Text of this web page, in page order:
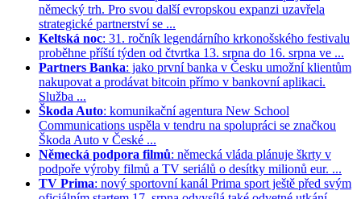
německý trh. Pro svou další evropskou expanzi uzavřela
strategické partnerství se ...
Keltská noc: 31. ročník legendárního krkonošského festivalu
proběhne příští týden od čtvrtka 13. srpna do 16. srpna ve ...
Partners Banka: jako první banka v Česku umožní klientům
nakupovat a prodávat bitcoin přímo v bankovní aplikaci.
Služba ...
Škoda Auto: komunikační agentura New School
Communications uspěla v tendru na spolupráci se značkou
Škoda Auto v České ...
Německá podpora filmů: německá vláda plánuje škrty v
podpoře výroby filmů a TV seriálů o desítky milionů eur. ...
TV Prima: nový sportovní kanál Prima sport ještě před svým